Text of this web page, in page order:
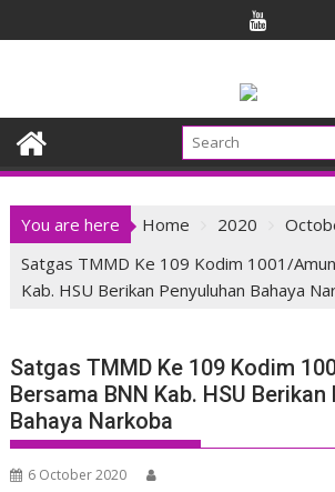
to
You are here Home 2020
Satgas TMMD Ke 109 Kodim 1001/
Kab. HSU Berikan Penyuluhan Bahaya
Satgas TMMD Ke 109 Kodim
Bersama BNN Kab. HSU Berikan
Bahaya Narkoba
6 October 2020